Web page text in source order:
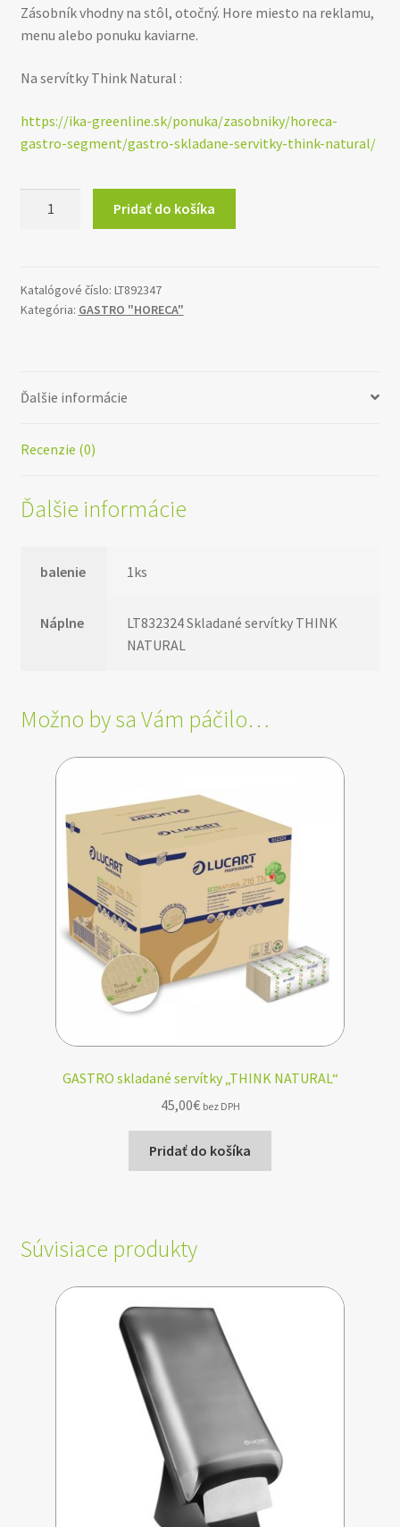
Zásobník vhodny na stôl, otočný. Hore miesto na reklamu,
menu alebo ponuku kaviarne.
Na servítky Think Natural :
https://ika-greenline.sk/ponuka/zasobniky/horeca-
gastro-segment/gastro-skladane-servitky-think-natural/
TURN
otočný
Pridať do košíka
Katalógové číslo: LT892347
Kategória: GASTRO "HORECA"
Ďalšie informácie
Recenzie (0)
Ďalšie informácie
balenie 1ks
Náplne
LT832324 Skladané servítky THINK
NATURAL
Možno by sa Vám páčilo…
GASTRO skladané servítky „THINK NATURAL“
45,00€ bez DPH
Pridať do košíka
Súvisiace produkty